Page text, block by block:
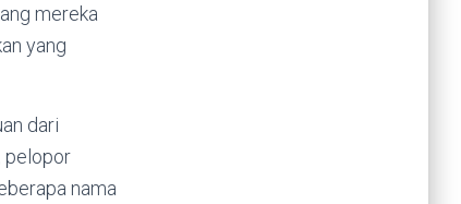
mereka
yang
dari
pelopor
nama